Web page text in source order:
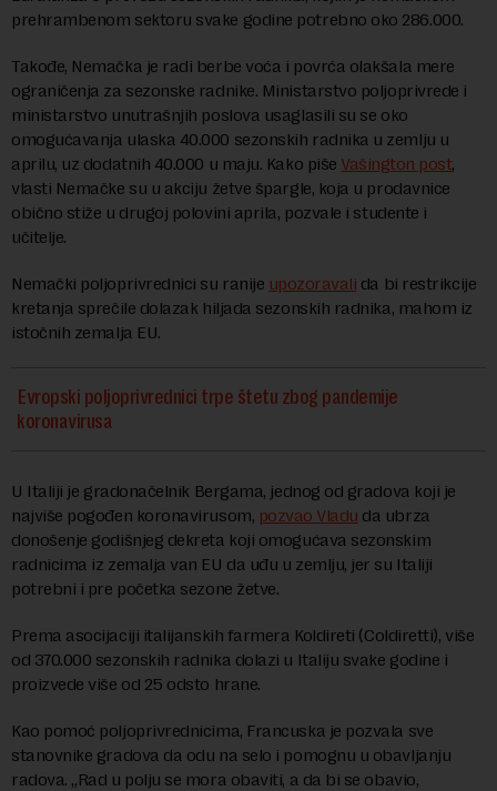
prehrambenom sektoru svake godine potrebno oko 286.000.
Takođe, Nemačka je radi berbe voća i povrća olakšala mere
ograničenja za sezonske radnike. Ministarstvo poljoprivrede i
ministarstvo unutrašnjih poslova usaglasili su se oko
omogućavanja ulaska 40.000 sezonskih radnika u zemlju u
aprilu, uz dodatnih 40.000 u maju. Kako piše Vašington post,
vlasti Nemačke su u akciju žetve špargle, koja u prodavnice
obično stiže u drugoj polovini aprila, pozvale i studente i
učitelje.
Nemački poljoprivrednici su ranije upozoravali da bi restrikcije
kretanja sprečile dolazak hiljada sezonskih radnika, mahom iz
istočnih zemalja EU.
Evropski poljoprivrednici trpe štetu zbog pandemije
koronavirusa
U Italiji je gradonačelnik Bergama, jednog od gradova koji je
najviše pogođen koronavirusom, pozvao Vladu da ubrza
donošenje godišnjeg dekreta koji omogućava sezonskim
radnicima iz zemalja van EU da uđu u zemlju, jer su Italiji
potrebni i pre početka sezone žetve.
Prema asocijaciji italijanskih farmera Koldireti (Coldiretti), više
od 370.000 sezonskih radnika dolazi u Italiju svake godine i
proizvede više od 25 odsto hrane.
Kao pomoć poljoprivrednicima, Francuska je pozvala sve
stanovnike gradova da odu na selo i pomognu u obavljanju
radova. „Rad u polju se mora obaviti, a da bi se obavio,